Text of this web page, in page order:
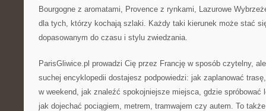
Bourgogne z aromatami, Provence z rynkami, Lazurowe
dla tych, którzy kochają szlaki. Każdy taki kierunek może stać
dopasowanym do czasu i stylu zwiedzania.
ParisGliwice.pl prowadzi Cię przez Francję w sposób czytelny,
suchej encyklopedii dostajesz podpowiedzi: jak zaplanować
w weekend, jak znaleźć spokojniejsze miejsca, gdzie spróbować
jak dojechać pociągiem, metrem, tramwajem czy autem. To